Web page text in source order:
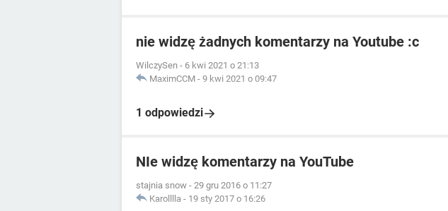
nie widzę żadnych komentarzy na Youtube :c
WilczySen - 6 kwi 2021 o 21:13
MaximCCM - 9 kwi 2021 o 09:47
1 odpowiedzi
NIe widzę komentarzy na YouTube
stajnia snow - 29 gru 2016 o 11:27
Karolllla - 19 sty 2017 o 16:26